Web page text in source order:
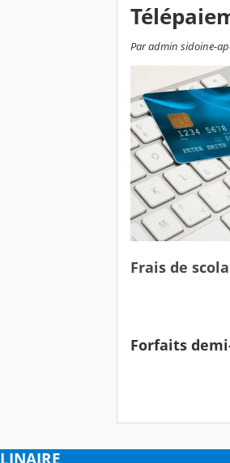
Par admin sidoine-
Frais de
Forfaits